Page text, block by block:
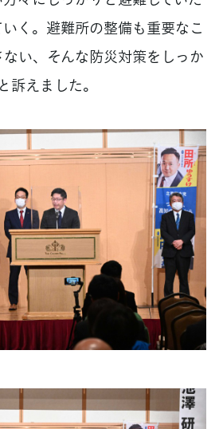
く。避難所の整備も重要なこ
い、そんな防災対策をしっか
訴えました。